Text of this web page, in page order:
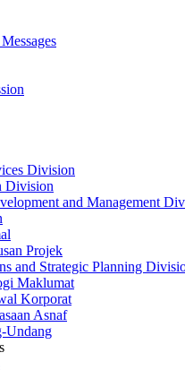
Division
Division
and Management
Projek
and Strategic Planning
Maklumat
Korporat
Asnaf
Undang